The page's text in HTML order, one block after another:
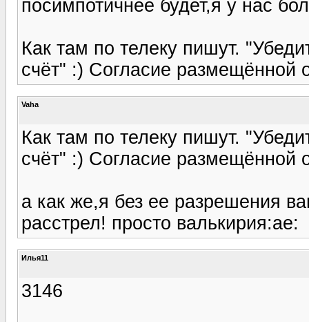
посимпотичнее будет,я у нас
Как там по телеку пишут.
счёт" :) Согласие размещённой
Vaha
Как там по телеку пишут.
счёт" :) Согласие размещённой
а как же,я без ее разрешения
расстрел! просто валькирия:ae:
Илья11
3146